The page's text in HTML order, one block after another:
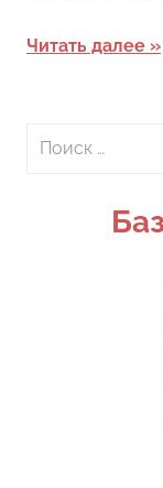
Читать далее
Поиск